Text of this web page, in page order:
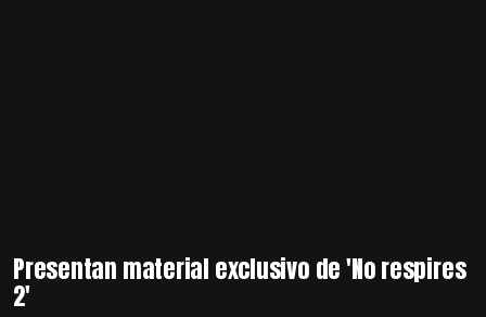
Presentan material exclusivo de 'No respires
2'